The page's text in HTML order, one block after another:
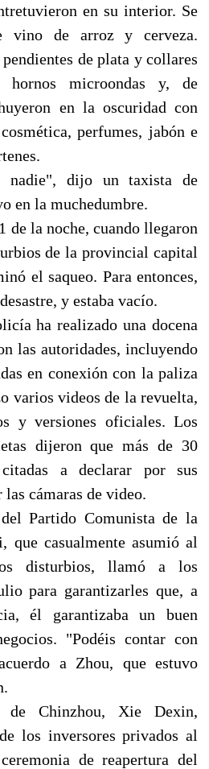
en su interior. Se
vino de arroz y cerveza.
de plata y collares
hornos microondas y, de
en la oscuridad con
perfumes, jabón e
nadie", dijo un taxista de
en la muchedumbre.
de la noche, cuando llegaron
de la provincial capital
el saqueo. Para entonces,
y estaba vacío.
ha realizado una docena
las autoridades, incluyendo
en conexión con la paliza
varios videos de la revuelta,
y versiones oficiales. Los
dijeron que más de 30
a declarar por sus
las cámaras de video.
Partido Comunista de la
que casualmente asumió al
disturbios, llamó a los
para garantizarles que, a
él garantizaba un buen
"Podéis contar con
a Zhou, que estuvo
Chinzhou, Xie Dexin,
los inversores privados al
de reapertura del